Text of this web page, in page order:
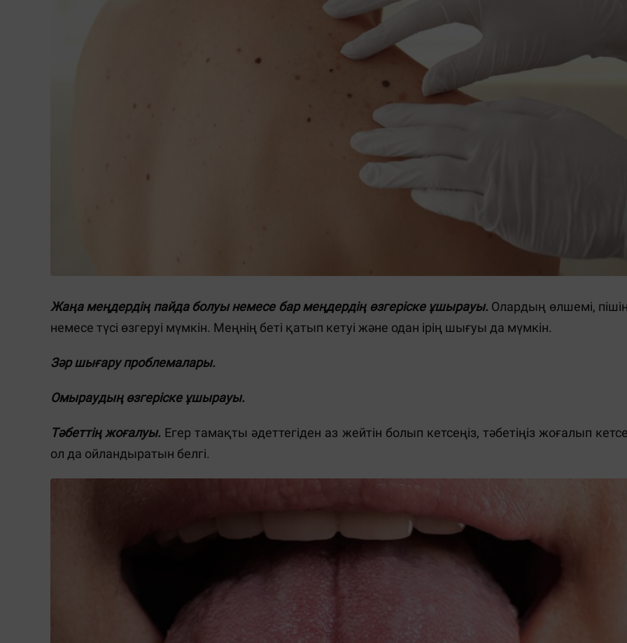
Жаңа меңдердің пайда болуы немесе бар меңдердің өзгеріске ұшырауы. Олардың өлшемі,
немесе түсі өзгеруі мүмкін. Меңнің беті қатып кетуі және одан ірің шығуы да мүмкін.
Зәр шығару проблемалары.
Омыраудың өзгеріске ұшырауы.
Тәбеттің жоғалуы. Егер тамақты әдеттегіден аз жейтін болып кетсеңіз, тәбетіңіз жоғалып
ол да ойландыратын белгі.